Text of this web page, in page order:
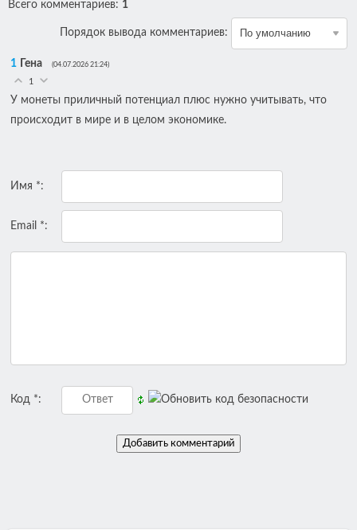
Всего комментариев: 1
Порядок вывода комментариев:
1 Гена (04.07.2026 21:24)
1
У монеты приличный потенциал плюс нужно учитывать, что
происходит в мире и в целом экономике.
Имя *:
Email *:
Код *: